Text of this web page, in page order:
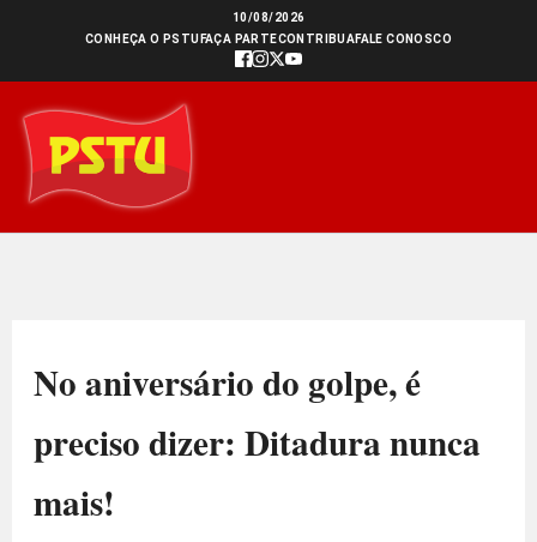
conteúdo
10/08/2026
CONHEÇA O PSTU FAÇA PARTECONTRIBUAFALE CONOSCO
No aniversário do golpe, é
preciso dizer: Ditadura nunca
mais!